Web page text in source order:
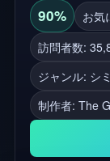
90%
お気
訪問者数:
ジャンル: シ
制作者: The